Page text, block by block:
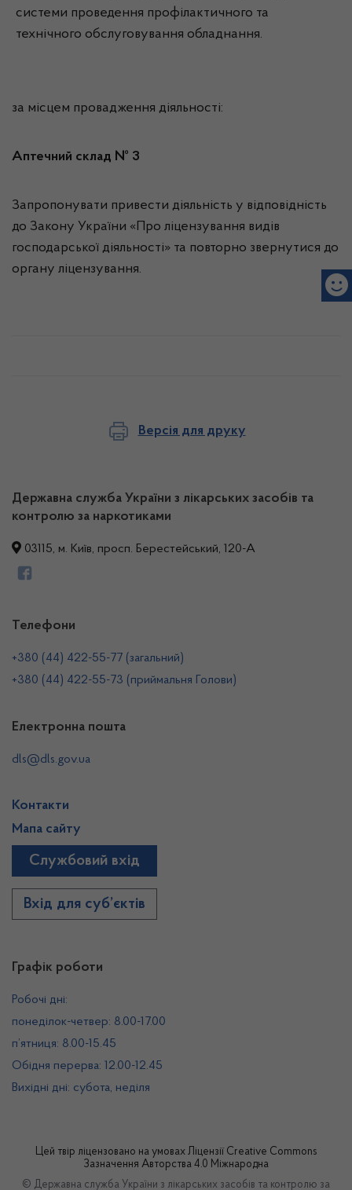
системи проведення профілактичного та
технічного обслуговування обладнання.
за місцем провадження діяльності:
Аптечний склад № 3
Запропонувати привести діяльність у відповідність
до Закону України «Про ліцензування видів
господарської діяльності» та повторно звернутися до
органу ліцензування.
Версія для друку
Державна служба України з лікарських засобів та
контролю за наркотиками
03115, м. Київ, просп. Берестейський, 120-А
Графік роботи
Робочі дні:
понеділок-четвер: 8.00-17.00
п’ятниця: 8.00-15.45
Обідня перерва: 12.00-12.45
Вихідні дні: субота, неділя
Телефони
+380 (44) 422-55-77 (загальний)
+380 (44) 422-55-73 (приймальня Голови)
Електронна пошта
dls@dls.gov.ua
Контакти
Мапа сайту
Службовий вхід
Вхід для суб’єктів
Цей твір ліцензовано на умовах Ліцензії Creative Commons
Зазначення Авторства 4.0 Міжнародна
© Державна служба України з лікарських засобів та контролю за